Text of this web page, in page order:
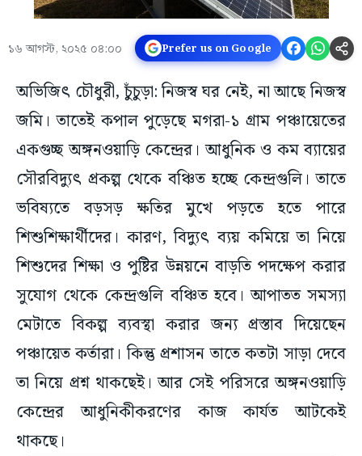
১৬ আগস্ট, ২০২৫ ০৪:০০ Prefer us on Google
অভিজিৎ চৌধুরী, চুঁচুড়া: নিজস্ব ঘর নেই, না আছে নিজস্ব
জমি। তাতেই কপাল পুড়েছে মগরা-১ গ্রাম পঞ্চায়েতের
একগুচ্ছ অঙ্গনওয়াড়ি কেন্দ্রের। আধুনিক ও কম ব্যায়ের
সৌরবিদ্যুৎ প্রকল্প থেকে বঞ্চিত হচ্ছে কেন্দ্রগুলি। তাতে
ভবিষ্যতে বড়সড় ক্ষতির মুখে পড়তে হতে পারে
শিশুশিক্ষার্থীদের। কারণ, বিদ্যুৎ ব্যয় কমিয়ে তা নিয়ে
শিশুদের শিক্ষা ও পুষ্টির উন্নয়নে বাড়তি পদক্ষেপ করার
সুযোগ থেকে কেন্দ্রগুলি বঞ্চিত হবে। আপাতত সমস্যা
মেটাতে বিকল্প ব্যবস্থা করার জন্য প্রস্তাব দিয়েছেন
পঞ্চায়েত কর্তারা। কিন্তু প্রশাসন তাতে কতটা সাড়া দেবে
তা নিয়ে প্রশ্ন থাকছেই। আর সেই পরিসরে অঙ্গনওয়াড়ি
কেন্দ্রের আধুনিকীকরণের কাজ কার্যত আটকেই
থাকছে।